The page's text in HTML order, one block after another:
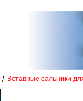
/ Вставные сальники